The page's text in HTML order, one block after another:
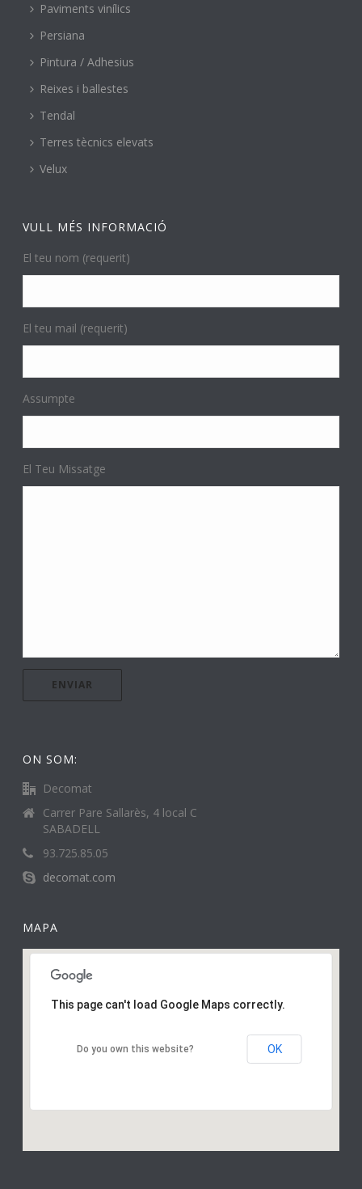
Paviments vinílics
Persiana
Pintura / Adhesius
Reixes i ballestes
Tendal
Terres tècnics elevats
Velux
VULL MÉS INFORMACIÓ
El teu nom (requerit)
El teu mail (requerit)
Assumpte
El Teu Missatge
ON SOM:
Decomat
Carrer Pare Sallarès, 4 local C
SABADELL
93.725.85.05
decomat.com
MAPA
This page can't load Google Maps correctly.
Do you own this website? OK